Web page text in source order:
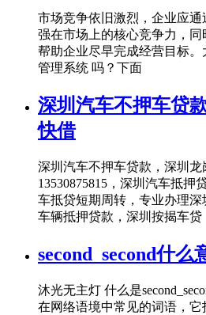
市场竞争依旧激烈，企业应
强在市场上的核心竞争力，同
帮助企业尽早完成经营目标
管理系统 吗？下面
深圳汽车不押车贷
快借
深圳汽车不押车贷款，深圳龙
13530875815，深圳汽车抵押
车抵贷短期周转，专业办理深
车辆抵押贷款，深圳按揭车贷
second_second什么
沐光无主灯 什么是
在网络语境中常见的词语，